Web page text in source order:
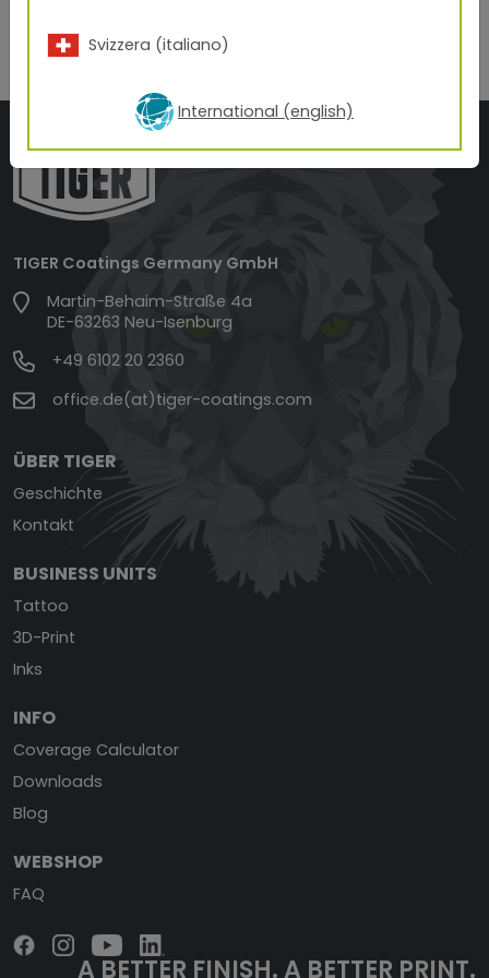
TIGER Coatings Germany GmbH
Martin-Behaim-Straße 4a
DE-63263 Neu-Isenburg
+49 6102 20 2360
office.de(at)tiger-coatings.com
ÜBER TIGER
Geschichte
Kontakt
BUSINESS UNITS
Tattoo
3D-Print
Inks
INFO
Coverage Calculator
Downloads
Blog
WEBSHOP
FAQ
A BETTER FINISH.A BETTER PRINT.
Svizzera (italiano)
International (english)